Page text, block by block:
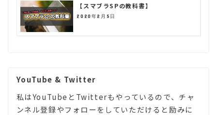
【スマブラSPの教科書】
2020年2月5日
YouTube & Twitter
私はYouTubeとTwitterもやっているので、チャ
ンネル登録やフォローをしていただけると励みに